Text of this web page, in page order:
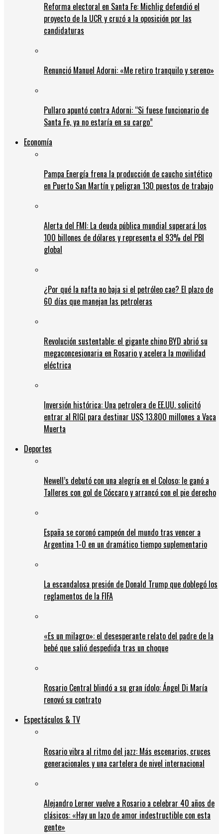
Reforma electoral en Santa Fe: Michlig defendió el
proyecto de la UCR y cruzó a la oposición por las
candidaturas
Renunció Manuel Adorni: «Me retiro tranquilo y sereno»
Pullaro apuntó contra Adorni: “Si fuese funcionario de
Santa Fe, ya no estaría en su cargo”
Economía
Pampa Energía frena la producción de caucho sintético
en Puerto San Martín y peligran 130 puestos de trabajo
Alerta del FMI: La deuda pública mundial superará los
100 billones de dólares y representa el 93% del PBI
global
¿Por qué la nafta no baja si el petróleo cae? El plazo de
60 días que manejan las petroleras
Revolución sustentable: el gigante chino BYD abrió su
megaconcesionaria en Rosario y acelera la movilidad
eléctrica
Inversión histórica: Una petrolera de EE.UU. solicitó
entrar al RIGI para destinar US$ 13.800 millones a Vaca
Muerta
Deportes
Newell’s debutó con una alegría en el Coloso: le ganó a
Talleres con gol de Cóccaro y arrancó con el pie derecho
España se coronó campeón del mundo tras vencer a
Argentina 1-0 en un dramático tiempo suplementario
La escandalosa presión de Donald Trump que doblegó los
reglamentos de la FIFA
«Es un milagro»: el desesperante relato del padre de la
bebé que salió despedida tras un choque
Rosario Central blindó a su gran ídolo: Ángel Di María
renovó su contrato
Espectáculos & TV
Rosario vibra al ritmo del jazz: Más escenarios, cruces
generacionales y una cartelera de nivel internacional
Alejandro Lerner vuelve a Rosario a celebrar 40 años de
clásicos: «Hay un lazo de amor indestructible con esta
gente»